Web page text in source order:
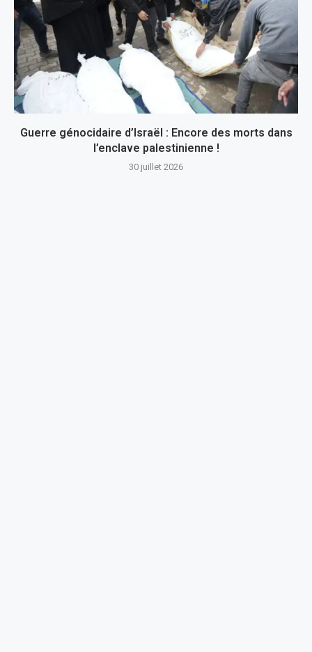
Guerre génocidaire d’Israël : Encore des morts dans
l’enclave palestinienne !
30 juillet 2026